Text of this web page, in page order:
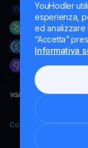
YouHodler
esperienza,
ed analizzare
“Accetta”
Informativa
Copyright YouHodler,